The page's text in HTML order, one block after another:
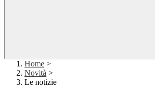
Home >
Novità >
Le notizie